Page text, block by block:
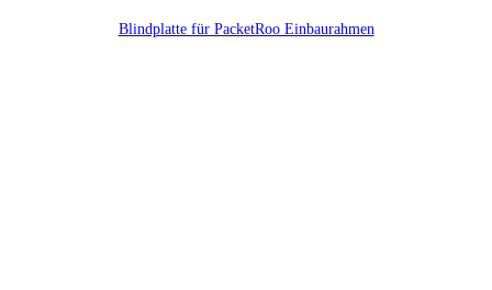
Blindplatte für PacketRoo Einbaurahmen